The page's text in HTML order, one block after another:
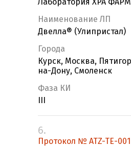
Лаборатория ХРА
Наименование ЛП
Двелла® (Улипристал)
Города
Курск, Москва,
на-Дону, Смоленск
Фаза КИ
6.
Протокол № ATZ-TE-001